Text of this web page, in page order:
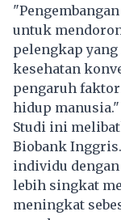
untuk
pelengkap
kesehatan
pengaruh
hidup
Studi ini
Biobank
individu
lebih singkat
meningkat